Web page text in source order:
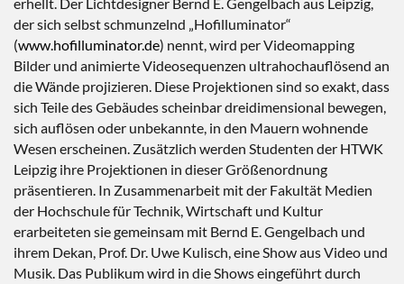
der sich selbst schmunzelnd „Hofilluminator“
(www.hofilluminator.de) nennt, wird per Videomapping
Bilder und animierte Videosequenzen ultrahochauflösend an
die Wände projizieren. Diese Projektionen sind so exakt, dass
sich Teile des Gebäudes scheinbar dreidimensional bewegen,
sich auflösen oder unbekannte, in den Mauern wohnende
Wesen erscheinen. Zusätzlich werden Studenten der HTWK
Leipzig ihre Projektionen in dieser Größenordnung
präsentieren. In Zusammenarbeit mit der Fakultät Medien
der Hochschule für Technik, Wirtschaft und Kultur
erarbeiteten sie gemeinsam mit Bernd E. Gengelbach und
ihrem Dekan, Prof. Dr. Uwe Kulisch, eine Show aus Video und
Musik. Das Publikum wird in die Shows eingeführt durch